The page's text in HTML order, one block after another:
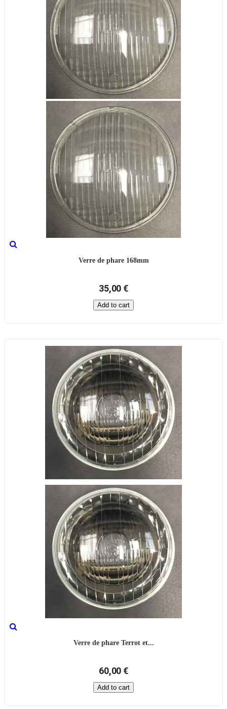
Verre de phare 168mm
35,00 €
Add to cart
Verre de phare Terrot et...
60,00 €
Add to cart